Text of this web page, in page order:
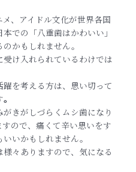
、アイドル文化が世界各国
での「八重歯はかわいい」
かもしれません。
け入れられているわけでは
を考える方は、思い切って
。
きがしづらくムシ歯になり
ので、痛くて辛い思いをす
いかもしれません。
々ありますので、気になる